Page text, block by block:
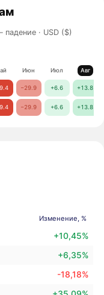
падение · USD ($)
Июн Июл Авг
−29.9 +6.6 +13.8
−29.9 +6.6 +13.8
Изменение, %
+10,45%
+6,35%
-18,18%